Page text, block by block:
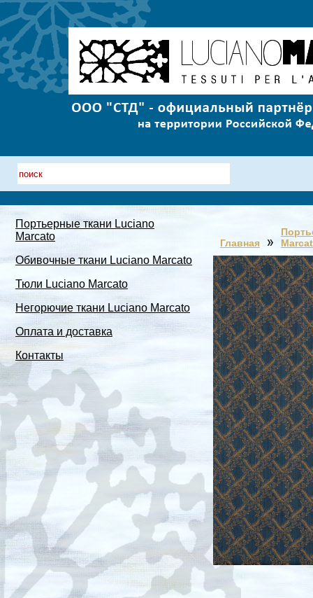
Портьерные ткани Luciano
Marcato
Обивочные ткани Luciano Marcato
Тюли Luciano Marcato
Негорючие ткани Luciano Marcato
Оплата и доставка
Контакты
Главная